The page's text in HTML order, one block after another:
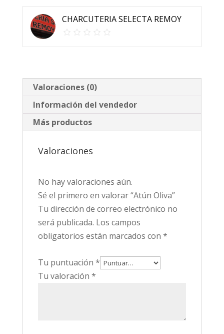
CHARCUTERIA SELECTA REMOY
Valoraciones (0)
Información del vendedor
Más productos
Valoraciones
No hay valoraciones aún.
Sé el primero en valorar “Atún Oliva”
Tu dirección de correo electrónico no
será publicada. Los campos
obligatorios están marcados con *
Tu puntuación *
Tu valoración *